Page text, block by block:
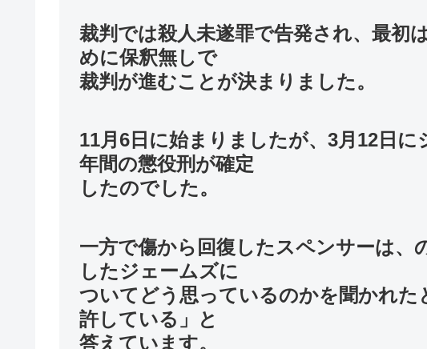
裁判では殺人未遂罪で告発され、最初
めに保釈無しで
裁判が進むことが決まりました。
11月6日に始まりましたが、3月12日
年間の懲役刑が確定
したのでした。
一方で傷から回復したスペンサーは、
したジェームズに
ついてどう思っているのかを聞かれた
許している」と
答えています。